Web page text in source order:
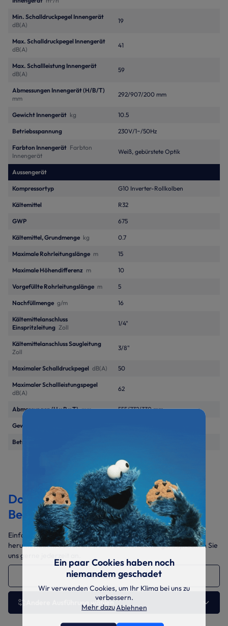
Min. Schalldruckpegel Innengerät
dB(A)
19
Max. Schalldruckpegel Innengerät
dB(A)
41
Max. Schallleistung Innengerät
dB(A)
59
Abmessungen Innengerät (H/B/T)
mm
292/907/200 mm
Gewicht Innengerät kg 10.5
Betriebsspannung 230V/1~/50Hz
Farbton Innengerät Farbton
Innengerät
Weiß, gebürstete Optik
Aussengerät
Kompressortyp G10 Inverter-Rollkolben
Kältemittel R32
GWP 675
Kältemittel, Grundmenge kg 0.7
Maximale Rohrleitungslänge m 15
Maximale Höhendifferenz m 10
Vorgefüllte Rohrleitungslänge m 5
Nachfüllmenge g/m 16
Kältemittelanschluss
Einspritzleitung Zoll
1/4"
Kältemittelanschluss Saugleitung
Zoll
3/8"
Maximaler Schalldruckpegel dB(A) 50
Maximaler Schallleistungspegel
dB(A)
62
Abmessungen (H x B x T) mm 555/732/330 mm
Gewicht Außengerät
Betriebsspannung
Dokumentation &
Bedienungsanleitungen
Einfach die benötigten Dokumente auswählen und gesammelt
herunterladen. Sollten Sie weitere Daten benötigen, sprechen Sie
uns gerne jederzeit an.
GWH-09-AVCXB 2.7 kW
Andere Ausführung wählen
Ein paar Cookies haben noch
niemandem geschadet
Wir verwenden Cookies, um Ihr Klima bei uns zu
verbessern.
Mehr dazuAblehnen